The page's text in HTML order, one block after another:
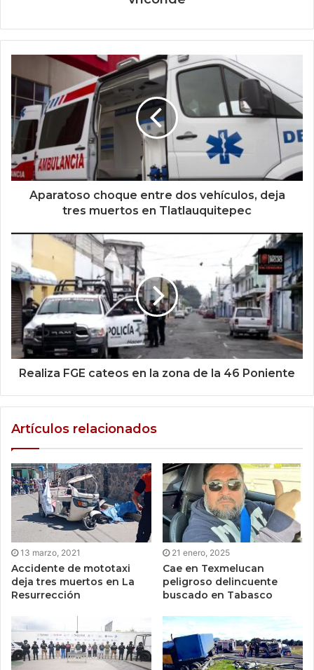
Aparatoso choque entre dos vehículos, deja
tres muertos en Tlatlauquitepec
Realiza FGE cateos en la zona de la 46 Poniente
Artículos relacionados
13 marzo, 2021
Accidente de mototaxi
deja tres muertos en La
Resurrección
21 enero, 2025
Cae en Texmelucan
peligroso delincuente
buscado en Tabasco